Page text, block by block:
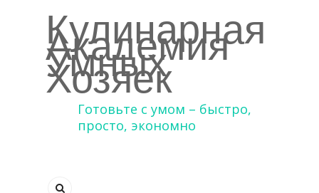
Кулинарная
Академия
Умных
Хозяек
Готовьте с умом – быстро,
просто, экономно